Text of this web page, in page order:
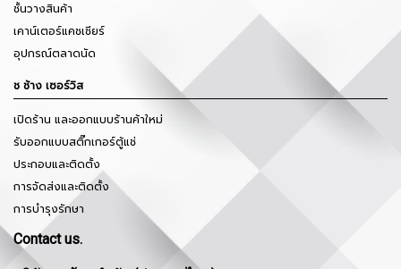
ชั้นวางสินค้า
เคาน์เตอร์แคชเชียร์
อุปกรณ์ตลาดนัด
ช ช้าง เซอร์วิส
เปิดร้าน และออกแบบร้านค้าใหม่
รับออกแบบสติ๊กเกอร์ตู้แช่
ประกอบและติดตั้ง
การจัดส่งและติดตั้ง
การบำรุงรักษา
Contact us.